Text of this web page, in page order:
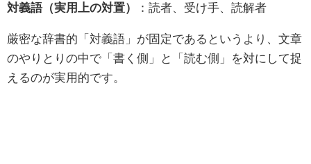
対義語（実用上の対置）
：読者、受け手、読解者
厳密な辞書的「対義語」が固定であるというより、文章
のやりとりの中で「書く側」と「読む側」を対にして捉
えるのが実用的です。